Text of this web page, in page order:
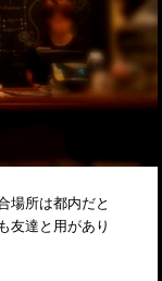
場所は都内だと
友達と用があり